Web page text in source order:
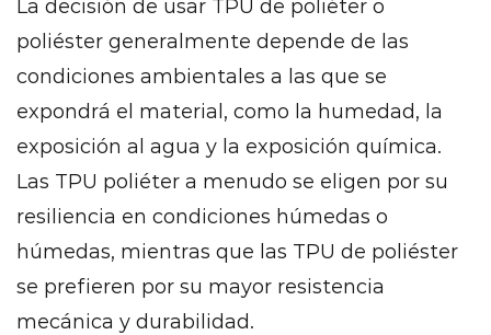
hidrólisis
superior
15.2
Excelente
resistencia
15.3
Alta
flexibilidad
y
durabilidad
La decisión de usar TPU de poliéter o
poliéster generalmente depende de las
condiciones ambientales a las que se
expondrá el material, como la humedad, la
exposición al agua y la exposición química.
Las TPU poliéter a menudo se eligen por su
resiliencia en condiciones húmedas o
húmedas, mientras que las TPU de poliéster
se prefieren por su mayor resistencia
mecánica y durabilidad.